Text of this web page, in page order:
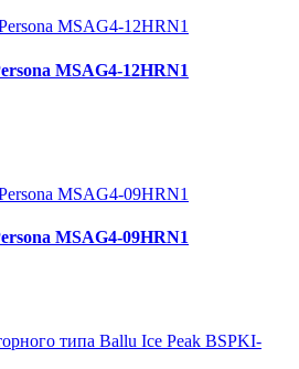
MSAG4-12HRN1
MSAG4-09HRN1